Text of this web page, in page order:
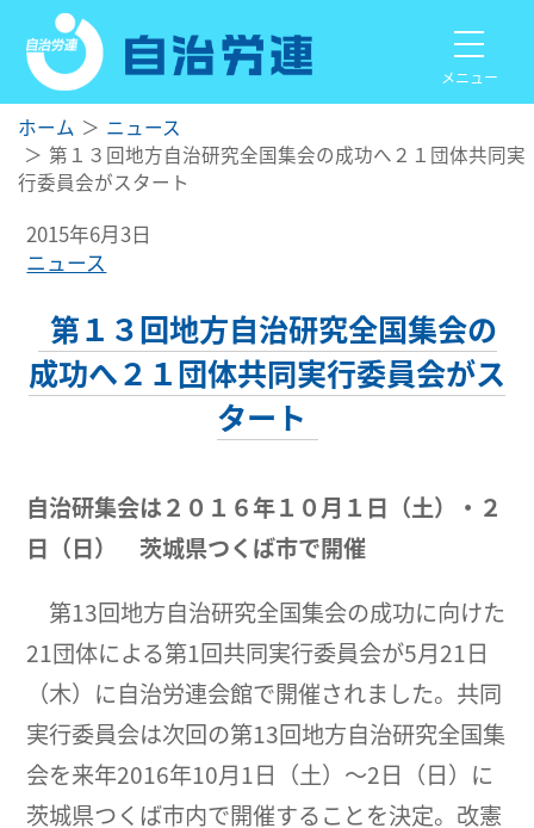
メニュー
ホーム
ニュース
第１３回地方自治研究全国集会の成功へ２１団体共同実
行委員会がスタート
2015年6月3日
ニュース
第１３回地方自治研究全国集会の
成功へ２１団体共同実行委員会がス
タート
自治研集会は２０１６年１０月１日（土）・２
日（日） 茨城県つくば市で開催
第13回地方自治研究全国集会の成功に向けた
21団体による第1回共同実行委員会が5月21日
（木）に自治労連会館で開催されました。共同
実行委員会は次回の第13回地方自治研究全国集
会を来年2016年10月1日（土）～2日（日）に
茨城県つくば市内で開催することを決定。改憲